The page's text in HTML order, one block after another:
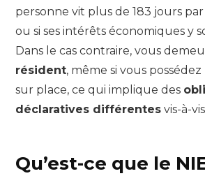
personne vit plus de 183 jours
ou si ses intérêts économiques y
Dans le cas contraire, vous
résident, même si vous
sur place, ce qui implique des
déclaratives différentes vis-à-
Qu’est-ce que le